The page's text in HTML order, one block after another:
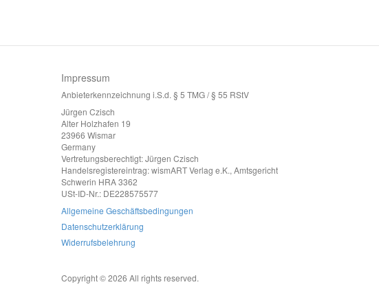
Impressum
Anbieterkennzeichnung i.S.d. § 5 TMG / § 55 RStV
Jürgen Czisch
Alter Holzhafen 19
23966 Wismar
Germany
Vertretungsberechtigt: Jürgen Czisch
Handelsregistereintrag: wismART Verlag e.K., Amtsgericht
Schwerin HRA 3362
USt-ID-Nr.: DE228575577
Allgemeine Geschäftsbedingungen
Datenschutzerklärung
Widerrufsbelehrung
Copyright © 2026 All rights reserved.